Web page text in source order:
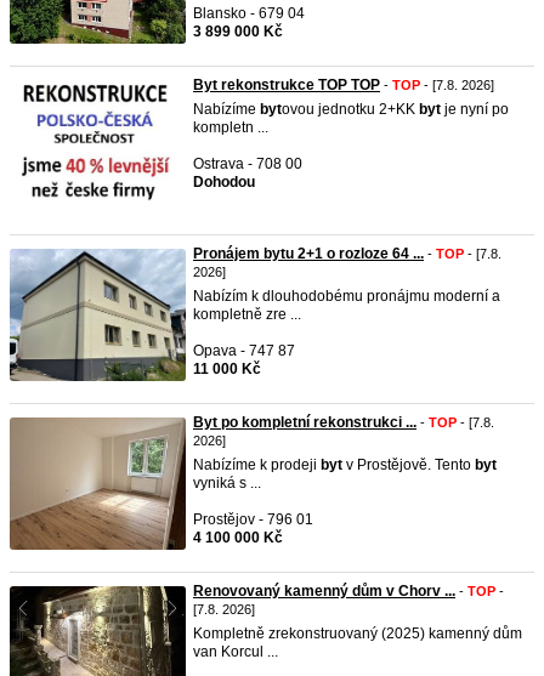
Blansko - 679 04
3 899 000 Kč
Byt rekonstrukce TOP TOP - TOP - [7.8. 2026]
Nabízíme bytovou jednotku 2+KK byt je nyní po
kompletn ...
Ostrava - 708 00
Dohodou
Pronájem bytu 2+1 o rozloze 64 ... - TOP - [7.8.
2026]
Nabízím k dlouhodobému pronájmu moderní a
kompletně zre ...
Opava - 747 87
11 000 Kč
Byt po kompletní rekonstrukci ... - TOP - [7.8.
2026]
Nabízíme k prodeji byt v Prostějově. Tento byt
vyniká s ...
Prostějov - 796 01
4 100 000 Kč
Renovovaný kamenný dům v Chorv ... - TOP -
[7.8. 2026]
Kompletně zrekonstruovaný (2025) kamenný dům
van Korcul ...